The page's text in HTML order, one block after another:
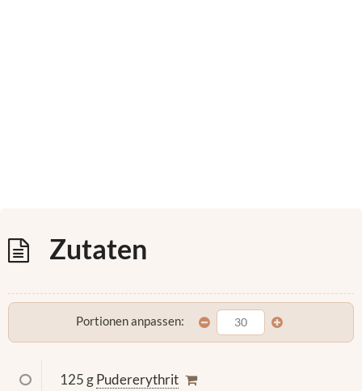
Zutaten
Portionen anpassen:
125 gPudererythrit